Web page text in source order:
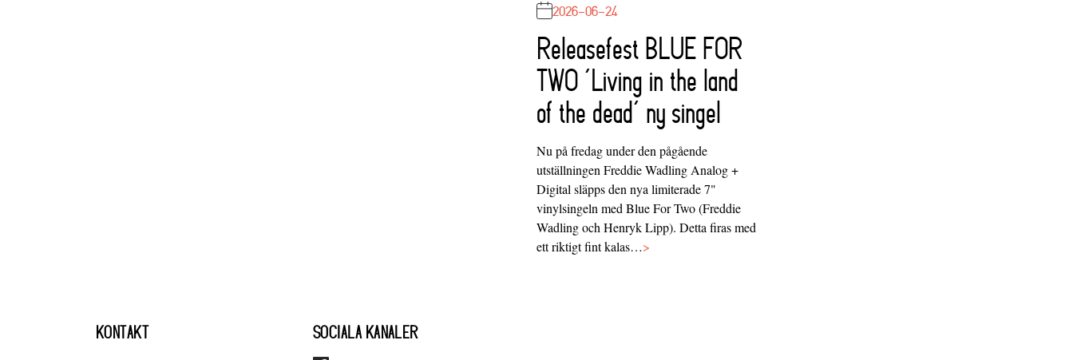
2026-06-24
Releasefest BLUE FOR
TWO ‘Living in the land
of the dead’ ny singel
Nu på fredag under den pågående
utställningen Freddie Wadling Analog +
Digital släpps den nya limiterade 7"
vinylsingeln med Blue For Two (Freddie
Wadling och Henryk Lipp). Detta firas med
ett riktigt fint kalas…>
KONTAKT SOCIALA KANALER